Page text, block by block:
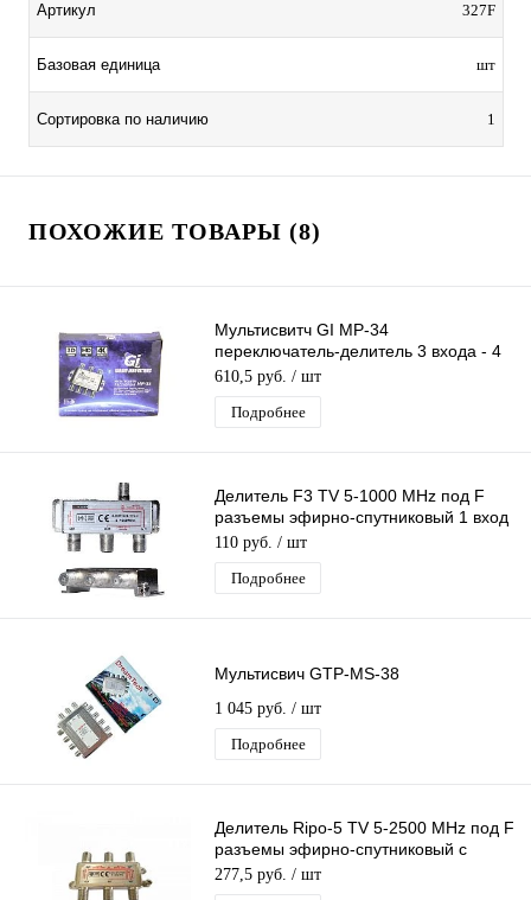
Артикул 327F
Базовая единица шт
Сортировка по наличию 1
ПОХОЖИЕ ТОВАРЫ (8)
Мультисвитч GI MP-34
переключатель-делитель 3 входа - 4
выходов
610,5 руб. / шт
Подробнее
Делитель F3 TV 5-1000 MHz под F
разъемы эфирно-спутниковый 1 вход
3 выхода
110 руб. / шт
Подробнее
Мультисвич GTP-MS-38
1 045 руб. / шт
Подробнее
Делитель Ripo-5 TV 5-2500 MHz под F
разъемы эфирно-спутниковый с
проходом питания 1 вход 5 выходов
277,5 руб. / шт